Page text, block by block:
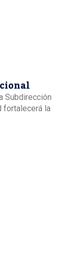
Subdirección
fortalecerá la